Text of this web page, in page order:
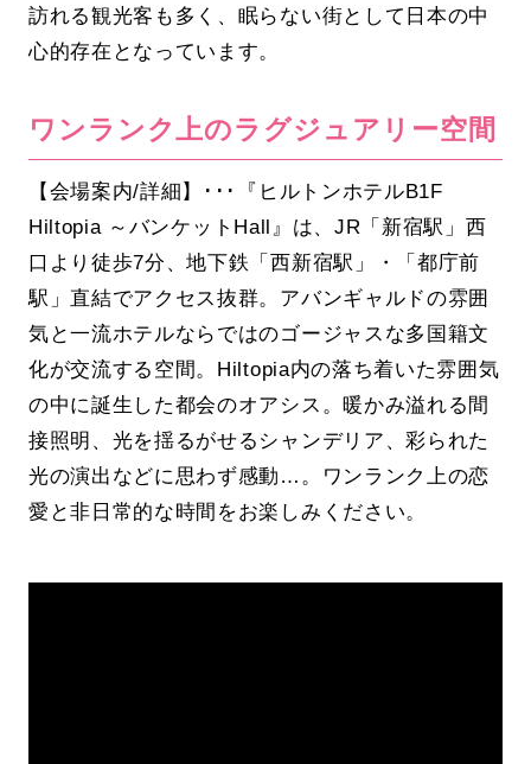
訪れる観光客も多く、眠らない街として日本の中
心的存在となっています。
ワンランク上のラグジュアリー空間
【会場案内/詳細】･･･『ヒルトンホテルB1F
Hiltopia ～バンケットHall』は、JR「新宿駅」西
口より徒歩7分、地下鉄「西新宿駅」・「都庁前
駅」直結でアクセス抜群。アバンギャルドの雰囲
気と一流ホテルならではのゴージャスな多国籍文
化が交流する空間。Hiltopia内の落ち着いた雰囲気
の中に誕生した都会のオアシス。暖かみ溢れる間
接照明、光を揺るがせるシャンデリア、彩られた
光の演出などに思わず感動…。ワンランク上の恋
愛と非日常的な時間をお楽しみください。